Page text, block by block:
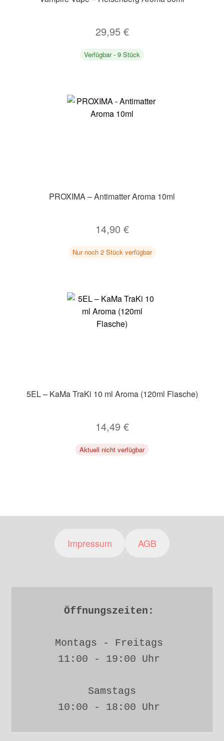
29,95 €
Verfügbar - 9 Stück
PROXIMA – Antimatter Aroma 10ml
14,90 €
Nur noch 2 Stück verfügbar
5EL – KaMa TraKi 10 ml Aroma (120ml Flasche)
14,49 €
Aktuell nicht verfügbar
Impressum AGB
Öffnungszeiten:
Montags - Freitags
11:00 - 19:00 Uhr
Samstags
10:00 - 18:00 Uhr